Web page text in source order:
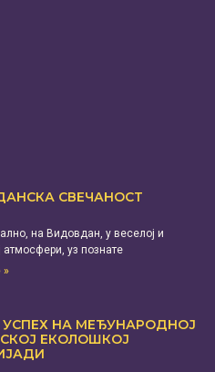
СВЕЧАНОСТ
на Видовдан, у веселој и
атмосфери, уз познате
»
УСПЕХ НА МЕЂУНАРОДНОЈ
ЕКОЛОШКОЈ